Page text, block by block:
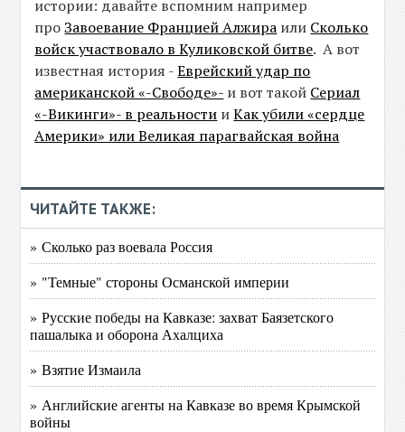
истории: давайте вспомним например
проЗавоевание Францией Алжира или Сколько
войск участвовало в Куликовской битве. А вот
известная история -Еврейский удар по
американской «-Свободе»- и вот такой Сериал
«-Викинги»- в реальности иКак убили «сердце
Америки» или Великая парагвайская война
ЧИТАЙТЕ ТАКЖЕ:
» Сколько раз воевала Россия
» "Темные" стороны Османской империи
» Русские победы на Кавказе: захват Баязетского
пашалыка и оборона Ахалциха
» Взятие Измаила
» Английские агенты на Кавказе во время Крымской
войны